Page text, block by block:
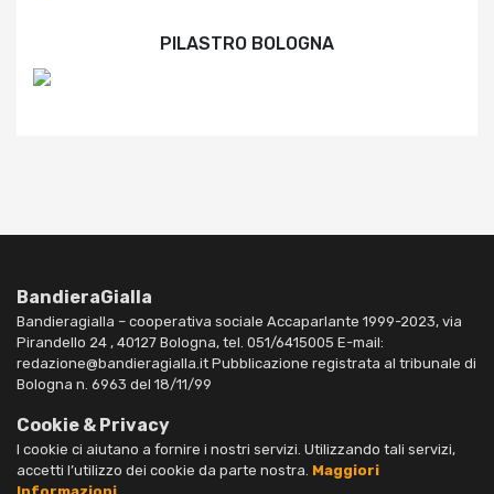
PILASTRO BOLOGNA
BandieraGialla
Bandieragialla – cooperativa sociale Accaparlante 1999-2023, via
Pirandello 24 , 40127 Bologna, tel. 051/6415005 E-mail:
redazione@bandieragialla.it Pubblicazione registrata al tribunale di
Bologna n. 6963 del 18/11/99
Cookie & Privacy
I cookie ci aiutano a fornire i nostri servizi. Utilizzando tali servizi,
accetti l’utilizzo dei cookie da parte nostra. Maggiori